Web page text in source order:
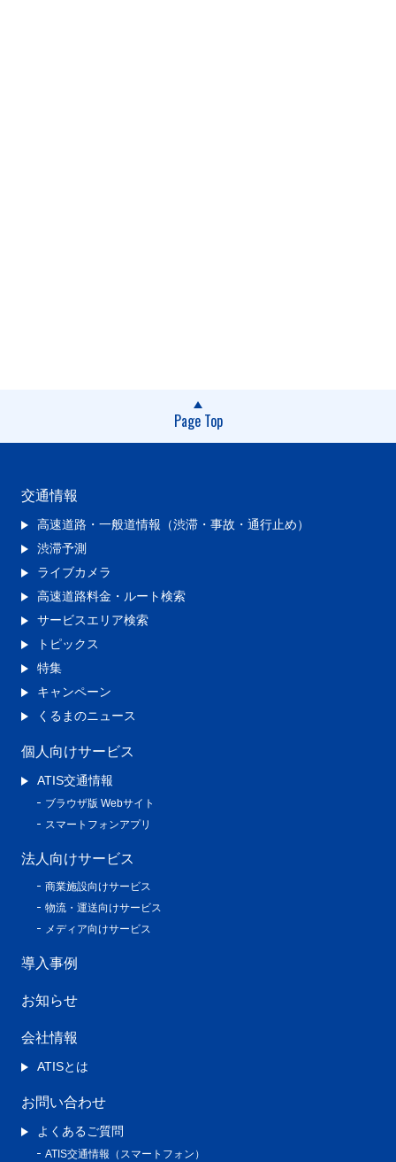
Page Top
交通情報
高速道路・一般道情報（渋滞・事故・通行止め）
渋滞予測
ライブカメラ
高速道路料金・ルート検索
サービスエリア検索
トピックス
特集
キャンペーン
くるまのニュース
個人向けサービス
ATIS交通情報
ブラウザ版 Webサイト
スマートフォンアプリ
法人向けサービス
商業施設向けサービス
物流・運送向けサービス
メディア向けサービス
導入事例
お知らせ
会社情報
ATISとは
お問い合わせ
よくあるご質問
ATIS交通情報（スマートフォン）